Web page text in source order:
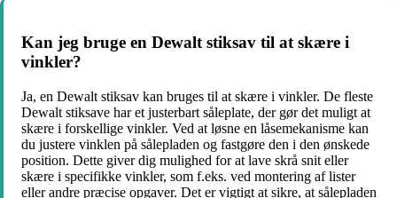
Kan jeg bruge en Dewalt stiksav til at skære i
vinkler?
Ja, en Dewalt stiksav kan bruges til at skære i vinkler. De fleste
Dewalt stiksave har et justerbart såleplate, der gør det muligt at
skære i forskellige vinkler. Ved at løsne en låsemekanisme kan
du justere vinklen på sålepladen og fastgøre den i den ønskede
position. Dette giver dig mulighed for at lave skrå snit eller
skære i specifikke vinkler, som f.eks. ved montering af lister
eller andre præcise opgaver. Det er vigtigt at sikre, at sålepladen